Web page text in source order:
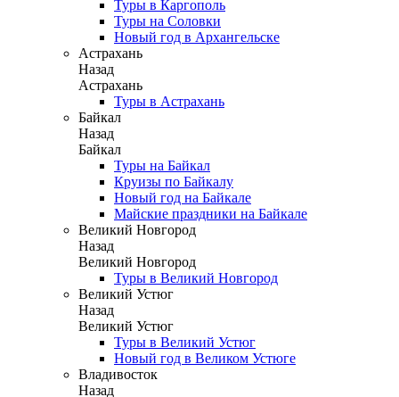
Туры в Каргополь
Туры на Соловки
Новый год в Архангельске
Астрахань
Назад
Астрахань
Туры в Астрахань
Байкал
Назад
Байкал
Туры на Байкал
Круизы по Байкалу
Новый год на Байкале
Майские праздники на Байкале
Великий Новгород
Назад
Великий Новгород
Туры в Великий Новгород
Великий Устюг
Назад
Великий Устюг
Туры в Великий Устюг
Новый год в Великом Устюге
Владивосток
Назад